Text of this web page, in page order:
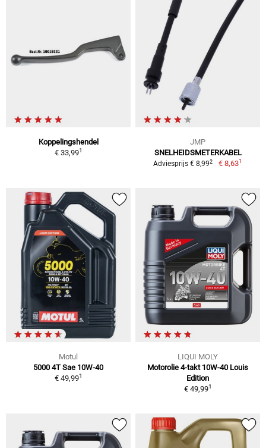
Koppelingshendel
€ 33,991
JMP
SNELHEIDSMETERKABEL
Adviesprijs € 8,992 € 8,631
Motul
5000 4T Sae 10W-40
€ 49,991
LIQUI MOLY
Motorolie 4-takt 10W-40 Louis
Edition
€ 49,991